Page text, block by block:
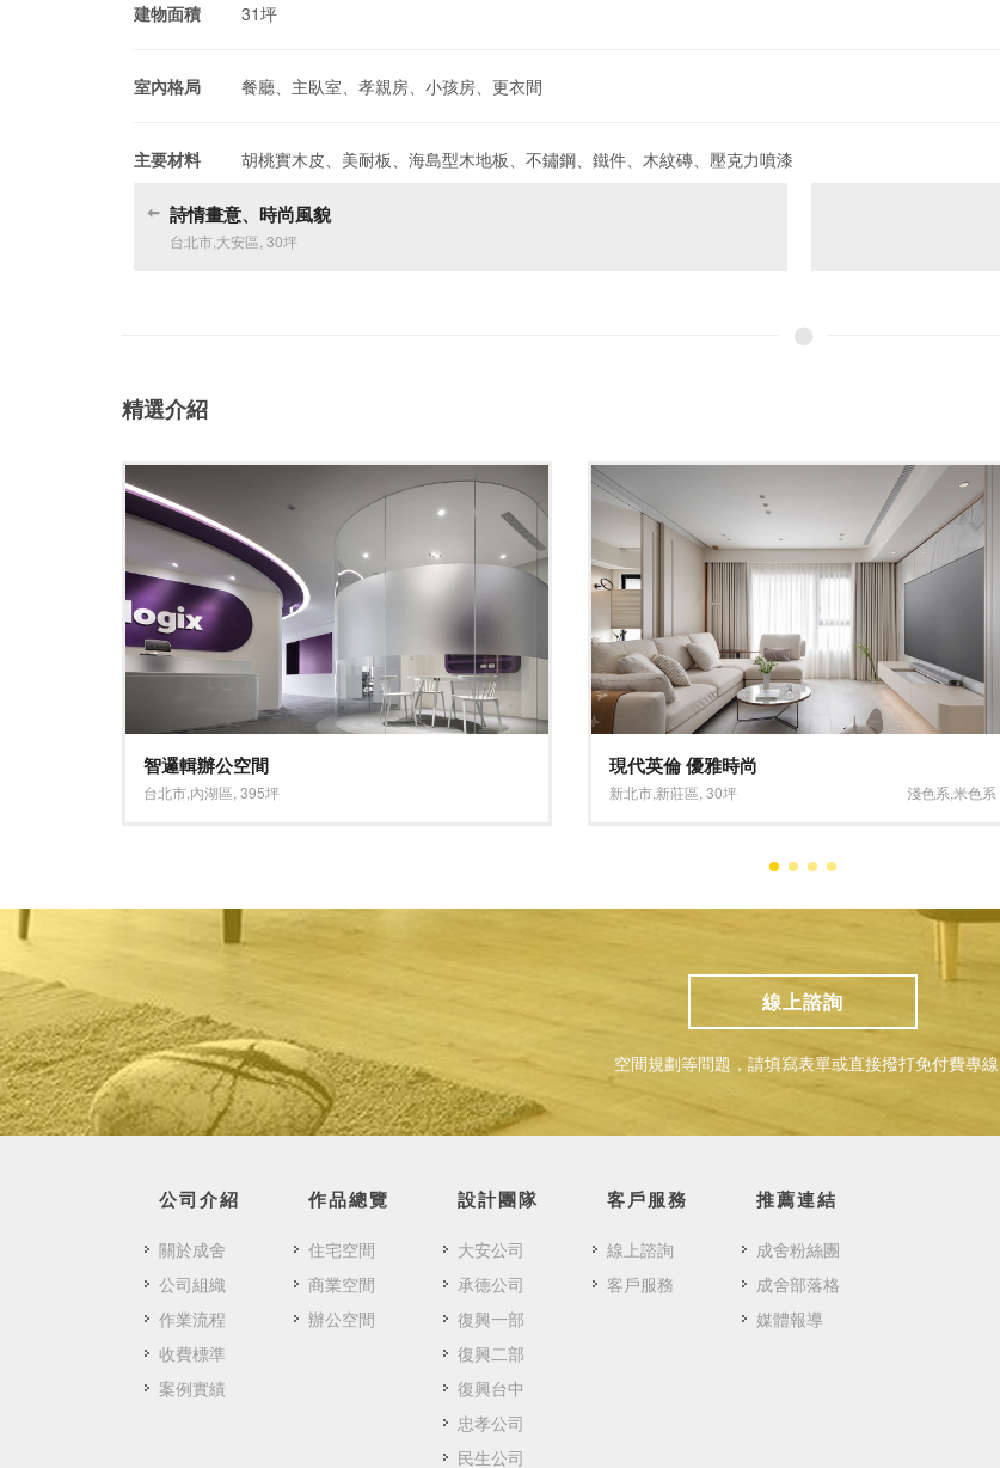
建物面積 31坪
室內格局 餐廳、主臥室、孝親房、小孩房、更衣間
主要材料 胡桃實木皮、美耐板、海島型木地板、不鏽鋼、鐵件、木紋磚、壓克力噴漆
詩情畫意、時尚風貌
台北市 大安區 30坪
精選介紹
現代英倫 優雅時尚
新北市 新莊區 30坪
鑽全實業股份有限公司
台中市 西屯區 60坪 開放式空間
線上諮詢
空間規劃等問題，請填寫表單或直接撥打免付費專線
公司介紹
關於成舍
公司組織
作業流程
收費標準
案例實績
作品總覽
住宅空間
商業空間
辦公空間
設計團隊
大安公司
承德公司
復興一部
復興二部
復興台中
忠孝公司
民生公司
客戶服務
線上諮詢
客戶服務
推薦連結
成舍粉絲團
成舍部落格
媒體報導